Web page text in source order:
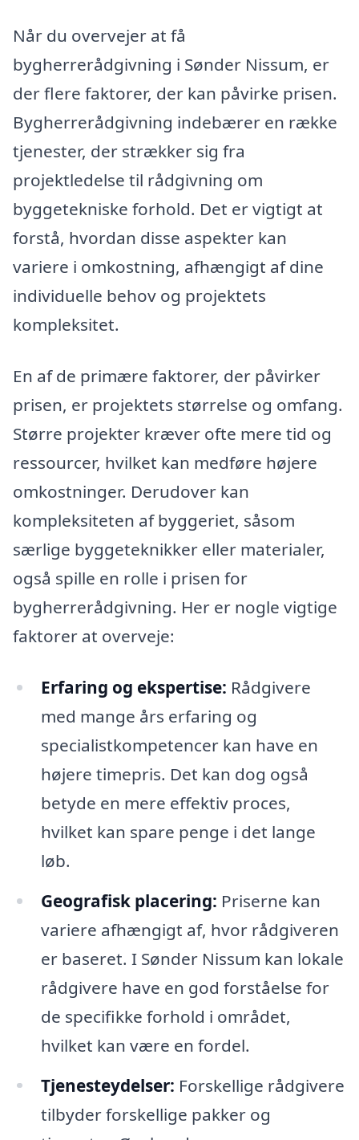
Når du overvejer at få
bygherrerådgivning i Sønder Nissum, er
der flere faktorer, der kan påvirke prisen.
Bygherrerådgivning indebærer en række
tjenester, der strækker sig fra
projektledelse til rådgivning om
byggetekniske forhold. Det er vigtigt at
forstå, hvordan disse aspekter kan
variere i omkostning, afhængigt af dine
individuelle behov og projektets
kompleksitet.
En af de primære faktorer, der påvirker
prisen, er projektets størrelse og omfang.
Større projekter kræver ofte mere tid og
ressourcer, hvilket kan medføre højere
omkostninger. Derudover kan
kompleksiteten af byggeriet, såsom
særlige byggeteknikker eller materialer,
også spille en rolle i prisen for
bygherrerådgivning. Her er nogle vigtige
faktorer at overveje:
Erfaring og ekspertise: Rådgivere
med mange års erfaring og
specialistkompetencer kan have en
højere timepris. Det kan dog også
betyde en mere effektiv proces,
hvilket kan spare penge i det lange
løb.
Geografisk placering: Priserne kan
variere afhængigt af, hvor rådgiveren
er baseret. I Sønder Nissum kan lokale
rådgivere have en god forståelse for
de specifikke forhold i området,
hvilket kan være en fordel.
Tjenesteydelser: Forskellige rådgivere
tilbyder forskellige pakker og